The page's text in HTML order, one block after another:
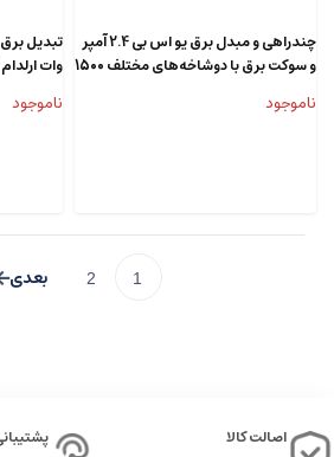
چندراهی و مبدل برق یو اس بی 2.4 آمپر
و سوکت برق با دوشاخه‌های مختلف 1500
ناموجود
وات ارلدام ES-SC15
ناموجود
1
2
اصالت کالا